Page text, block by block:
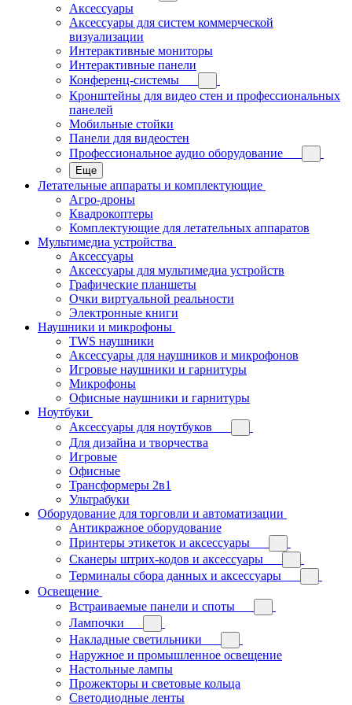
Аксессуары
Аксессуары для систем коммерческой
визуализации
Интерактивные мониторы
Интерактивные панели
Конференц-системы
Кронштейны для видео стен и профессиональных
панелей
Мобильные стойки
Панели для видеостен
Профессиональное аудио оборудование
Еще
Летательные аппараты и комплектующие
Агро-дроны
Квадрокоптеры
Комплектующие для летательных аппаратов
Мультимедиа устройства
Аксессуары
Аксессуары для мультимедиа устройств
Графические планшеты
Очки виртуальной реальности
Электронные книги
Наушники и микрофоны
TWS наушники
Аксессуары для наушников и микрофонов
Игровые наушники и гарнитуры
Микрофоны
Офисные наушники и гарнитуры
Ноутбуки
Аксессуары для ноутбуков
Для дизайна и творчества
Игровые
Офисные
Трансформеры 2в1
Ультрабуки
Оборудование для торговли и автоматизации
Антикражное оборудование
Принтеры этикеток и аксессуары
Сканеры штрих-кодов и аксессуары
Терминалы сбора данных и аксессуары
Освещение
Встраиваемые панели и споты
Лампочки
Накладные светильники
Наружное и промышленное освещение
Настольные лампы
Прожекторы и световые кольца
Светодиодные ленты